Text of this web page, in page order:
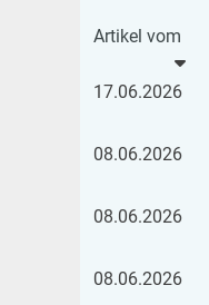
Ar­ti­kel vom
17.06.2026
08.06.2026
08.06.2026
08.06.2026